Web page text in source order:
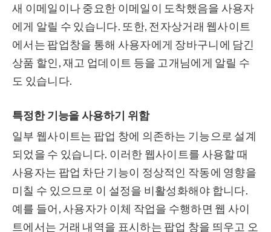
새 이메일이나 중요한 이메일이 도착했음을 사용자
에게 알릴 수 있습니다. 또한, 전자상거래 웹사이트
에서는 팝업창을 통해 사용자에게 장바구니에 담긴
상품 할인, 재고 업데이트 등을 고개님에게 알릴 수
도 있습니다.
특정한 기능을 사용하기 위함
일부 웹사이트는 팝업 창에 의존하는 기능으로 설계
되었을 수 있습니다. 이러한 웹사이트를 사용할 때
사용자는 팝업 차단 기능이 정상적인 작동에 영향을
미칠 수 있으므로 이 설정을 비활성화해야 합니다.
예를 들어, 사용자가 이체 작업을 수행하면 웹 사이
트에서는 거래 내역을 표시하는 팝업 창을 띄우고 오